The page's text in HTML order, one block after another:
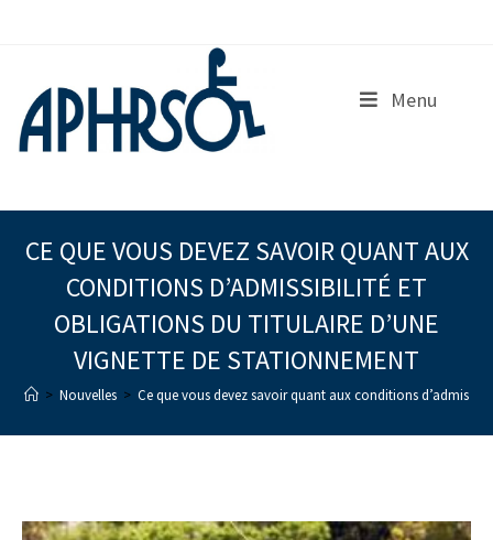
Menu
CE QUE VOUS DEVEZ SAVOIR QUANT AUX
CONDITIONS D’ADMISSIBILITÉ ET
OBLIGATIONS DU TITULAIRE D’UNE
VIGNETTE DE STATIONNEMENT
> Nouvelles > Ce que vous devez savoir quant aux conditions